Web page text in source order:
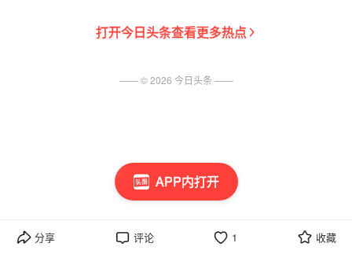
APP内打开
打开今日头条查看更多热点
分享 评论 1 收藏
—— ©2026 今日头条 ——